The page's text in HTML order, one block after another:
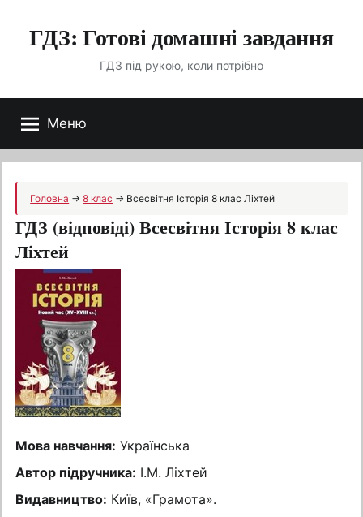
ГДЗ: Готові домашні завдання
ГДЗ під рукою, коли потрібно
Меню
Головна →8 клас → Всесвітня Історія 8 клас Ліхтей
ГДЗ (відповіді) Всесвітня Історія 8 клас
Ліхтей
Мова навчання: Українська
Автор підручника: І.М. Ліхтей
Видавництво: Київ, «Грамота».